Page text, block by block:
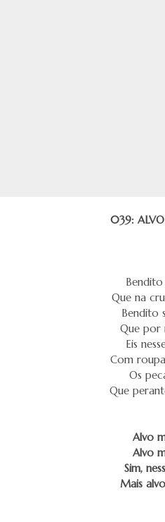
039:
Que na
Bendito
Que por
Eis
Com
Os
Que
Alvo
Alvo
Sim,
Mais